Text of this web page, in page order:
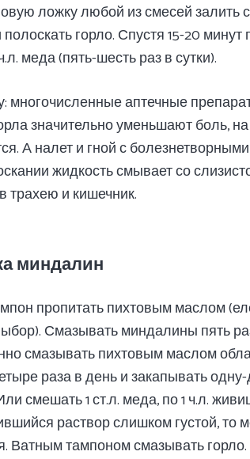
ложку любой из смесей залить
горло. Спустя 15-20
меда (пять-шесть раз в сутки).
многочисленные аптечные
значительно уменьшают боль,
А налет и гной с
жидкость смывает со
трахею и кишечник.
миндалин
пропитать пихтовым маслом
Смазывать миндалины пять
смазывать пихтовым маслом
раза в день и закапывать
смешать 1 ст.л. меда, по 1 ч.л.
раствор слишком густой,
Ватным тампоном смазывать горло.